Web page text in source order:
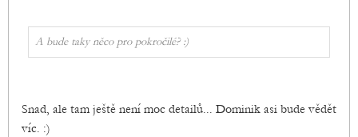
A bude taky něco pro pokročilé? :)
Snad, ale tam ještě není moc detailů... Dominik asi bude vědět
víc. :)